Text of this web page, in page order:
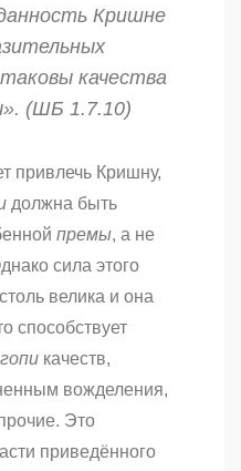
Кришне
качества
(ШБ 1.7.10)
привлечь Кришну,
должна быть
премы, а не
сила этого
столь велика и она
способствует
гопи качеств,
вожделения,
Это
приведённого